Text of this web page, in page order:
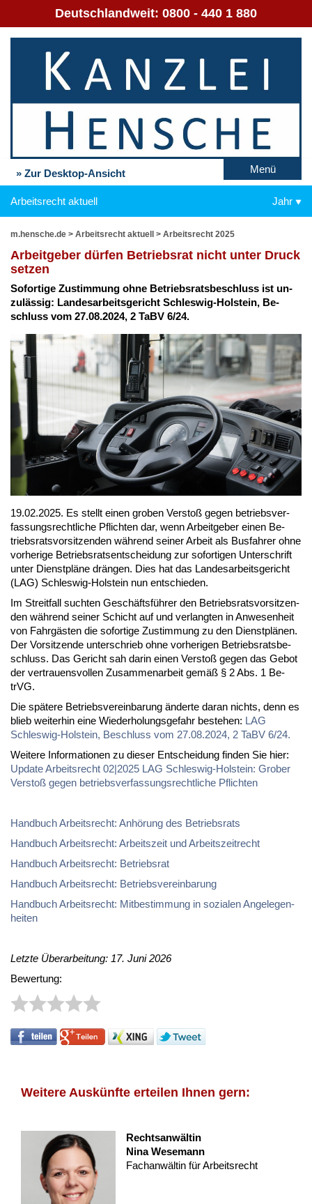
Deutschlandweit: 0800 - 440 1 880
» Zur Desktop-Ansicht Menü
Arbeitsrecht aktuell Jahr
m.hensche.de > Arbeitsrecht aktuell > Arbeitsrecht 2025
Ar­beit­ge­ber dür­fen Be­triebs­rat nicht un­ter Druck
set­zen
So­for­ti­ge Zu­stim­mung oh­ne Be­triebs­rats­be­schluss ist un­
zu­läs­sig: Lan­des­ar­beits­ge­richt Schles­wig-Hol­stein, Be­
schluss vom 27.08.2024, 2 TaBV 6/24.
19.02.2025. Es stellt ei­nen gro­ben Ver­stoß ge­gen be­triebs­ver­
fas­sungs­recht­li­che Pflich­ten dar, wenn Ar­beit­ge­ber ei­nen Be­
triebs­rats­vor­sit­zen­den wäh­rend sei­ner Ar­beit als Bus­fah­rer oh­ne
vor­he­ri­ge Be­triebs­rats­ent­schei­dung zur so­for­ti­gen Un­ter­schrift
un­ter Dienst­plä­ne drän­gen. Dies hat das Lan­des­ar­beits­ge­richt
(LAG) Schles­wig-Hol­stein nun ent­schie­den.
Im Streit­fall such­ten Ge­schäfts­füh­rer den Be­triebs­rats­vor­sit­zen­
den wäh­rend sei­ner Schicht auf und ver­lang­ten in An­we­sen­heit
von Fahr­gäs­ten die so­for­ti­ge Zu­stim­mung zu den Dienst­plä­nen.
Der Vor­sit­zen­de un­ter­schrieb oh­ne vor­he­ri­gen Be­triebs­rats­be­
schluss. Das Ge­richt sah dar­in ei­nen Ver­stoß ge­gen das Ge­bot
der ver­trau­ens­vol­len Zu­sam­men­ar­beit ge­mäß § 2 Abs. 1 Be­
trVG.
Die spä­te­re Be­triebs­ver­ein­ba­rung än­der­te dar­an nichts, denn es
blieb wei­ter­hin ei­ne Wie­der­ho­lungs­ge­fahr be­ste­hen: LAG
Schles­wig-Hol­stein, Be­schluss vom 27.08.2024, 2 TaBV 6/24.
Wei­te­re In­for­ma­tio­nen zu die­ser Ent­schei­dung fin­den Sie hier:
Up­date Ar­beits­recht 02|2025 LAG Schles­wig-Hol­stein: Gro­ber
Ver­stoß ge­gen be­triebs­ver­fas­sungs­recht­li­che Pflich­ten
Hand­buch Ar­beits­recht: An­hö­rung des Be­triebs­rats
Hand­buch Ar­beits­recht: Ar­beits­zeit und Ar­beits­zeit­recht
Hand­buch Ar­beits­recht: Be­triebs­rat
Hand­buch Ar­beits­recht: Be­triebs­ver­ein­ba­rung
Hand­buch Ar­beits­recht: Mit­be­stim­mung in so­zia­len An­ge­le­gen­
hei­ten
Letzte Überarbeitung: 17. Juni 2026
Bewertung:
Weitere Auskünfte erteilen Ihnen gern:
Rechtsanwältin
Nina Wesemann
Fachanwältin für Arbeitsrecht